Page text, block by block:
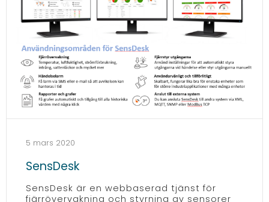
5 mars 2020
SensDesk
SensDesk är en webbaserad tjänst för
fjärrövervakning och styrning av sensorer